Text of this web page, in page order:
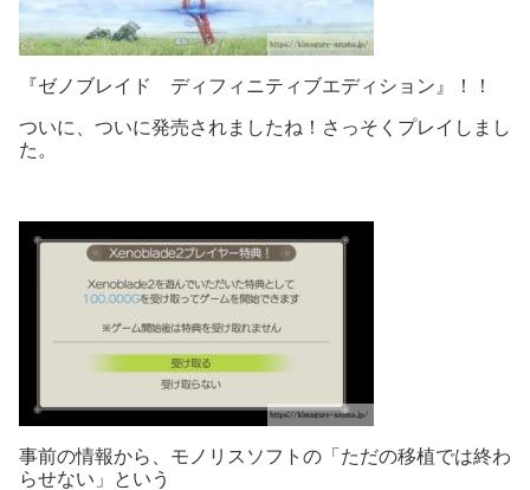
『ゼノブレイド ディフィニティブエディション』！！
ついに、ついに発売されましたね！さっそくプレイしまし
た。
事前の情報から、モノリスソフトの「ただの移植では終わ
らせない」という